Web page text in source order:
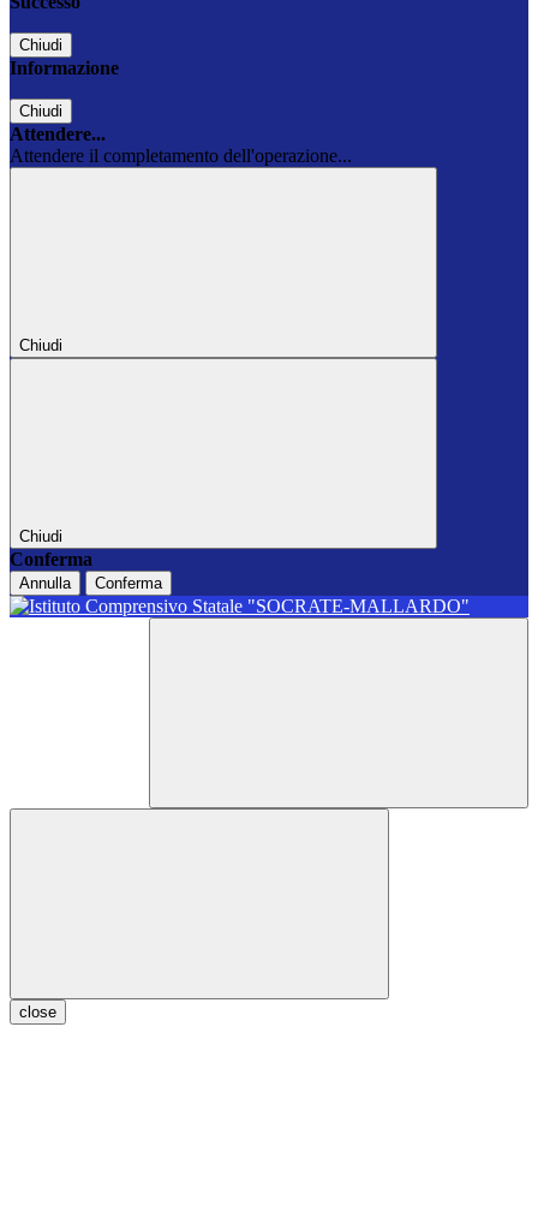
Chiudi
Informazione
Chiudi
Attendere...
Attendere il completamento dell'operazione...
Chiudi
Chiudi
Conferma
Annulla Conferma
close